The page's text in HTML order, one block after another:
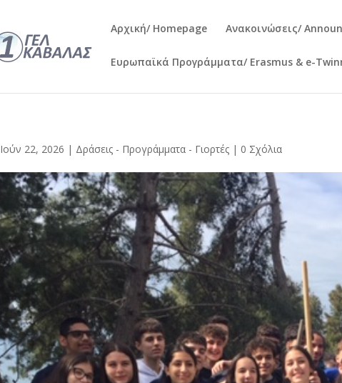
Αρχική/ Homepage Ανακοινώσεις/
Ευρωπαϊκά Προγράμματα/ Erasmus & e-
Ιούν 22, 2026 | Δράσεις - Προγράμματα - Γιορτές | 0 Σχόλια